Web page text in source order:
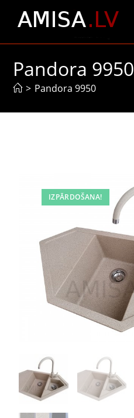
Pandora 9950
> Pandora 9950
IZPĀRDOŠANA!